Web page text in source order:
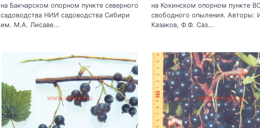
на Бакчарском опорном пункте северного
садоводства НИИ садоводства Сибири
им. М.А. Лисаве...
на Кокинском опорном пункте
свободного опыления. Авторы:
Казаков, Ф.Ф. Саз...